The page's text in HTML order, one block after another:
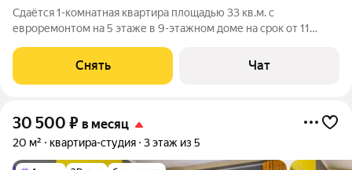
Сдаётся 1-комнатная квартира площадью 33 кв.м. с
евроремонтом на 5 этаже в 9-этажном доме на срок от 11
Холодильник Микроволновка Дом - панельный.
Коммунальные услуги по счетчикам оплачиваются
Снять Чат
30 500 ₽ в месяц
20 м² квартира-студия 3 этаж из 5